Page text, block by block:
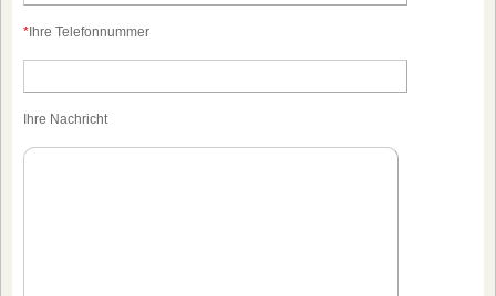
*Ihre Telefonnummer
Ihre Nachricht